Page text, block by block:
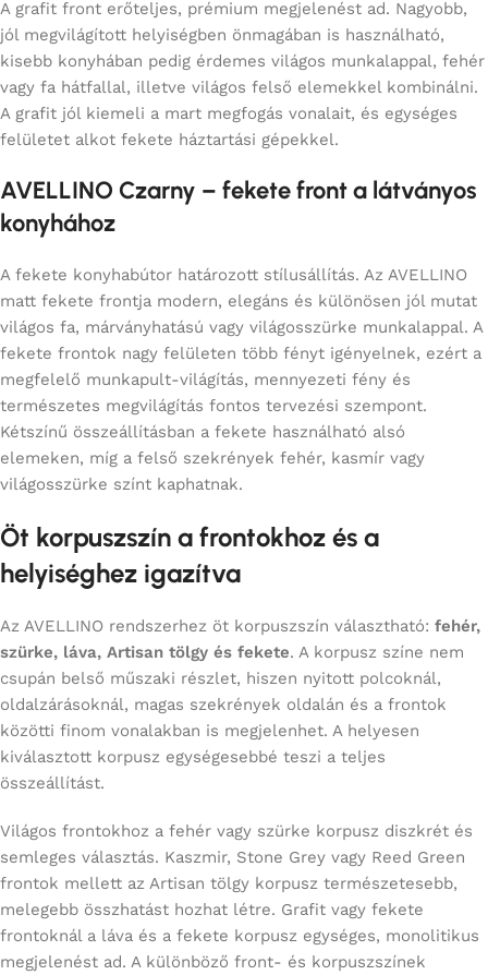
A grafit front erőteljes, prémium megjelenést ad. Nagyobb,
jól megvilágított helyiségben önmagában is használható,
kisebb konyhában pedig érdemes világos munkalappal, fehér
vagy fa hátfallal, illetve világos felső elemekkel kombinálni.
A grafit jól kiemeli a mart megfogás vonalait, és egységes
felületet alkot fekete háztartási gépekkel.
AVELLINO Czarny – fekete front a látványos
konyhához
A fekete konyhabútor határozott stílusállítás. Az AVELLINO
matt fekete frontja modern, elegáns és különösen jól mutat
világos fa, márványhatású vagy világosszürke munkalappal. A
fekete frontok nagy felületen több fényt igényelnek, ezért a
megfelelő munkapult-világítás, mennyezeti fény és
természetes megvilágítás fontos tervezési szempont.
Kétszínű összeállításban a fekete használható alsó
elemeken, míg a felső szekrények fehér, kasmír vagy
világosszürke színt kaphatnak.
Öt korpuszszín a frontokhoz és a
helyiséghez igazítva
Az AVELLINO rendszerhez öt korpuszszín választható: fehér,
szürke, láva, Artisan tölgy és fekete. A korpusz színe nem
csupán belső műszaki részlet, hiszen nyitott polcoknál,
oldalzárásoknál, magas szekrények oldalán és a frontok
közötti finom vonalakban is megjelenhet. A helyesen
kiválasztott korpusz egységesebbé teszi a teljes
összeállítást.
Világos frontokhoz a fehér vagy szürke korpusz diszkrét és
semleges választás. Kaszmir, Stone Grey vagy Reed Green
frontok mellett az Artisan tölgy korpusz természetesebb,
melegebb összhatást hozhat létre. Grafit vagy fekete
frontoknál a láva és a fekete korpusz egységes, monolitikus
megjelenést ad. A különböző front- és korpuszszínek